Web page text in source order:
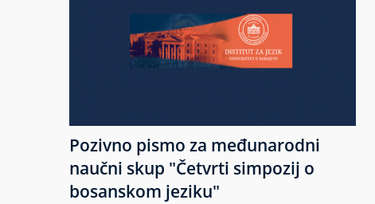
Pozivno pismo za međunarodni
naučni skup "Četvrti simpozij o
bosanskom jeziku"